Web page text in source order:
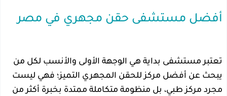
أفضل مستشفى حقن مجهري في مصر
تعتبر مستشفى بداية هي الوجهة الأولى والأنسب لكل من
يبحث عن أفضل مركز للحقن المجهري التميز؛ فهي ليست
مجرد مركز طبي، بل منظومة متكاملة ممتدة بخبرة أكثر من